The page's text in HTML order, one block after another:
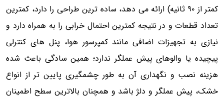
کمتر از ۹۰ ثانیه) ارائه می دهد، ساده ترین طراحی را دارد، کمترین
تعداد قطعات و در نتیجه کمترین احتمال خرابی را به همراه دارد و
نیازی به تجهیزات اضافی مانند کمپرسور هوا، پنل های کنترلی
پیچیده یا والوهای پیش عملگر ندارد؛ همین سادگی باعث شده
هزینه نصب و نگهداری آن به طور چشمگیری پایین تر از انواع
خشک، پیش عملگر و دلژ باشد و همچنان بالاترین سطح اطمینان